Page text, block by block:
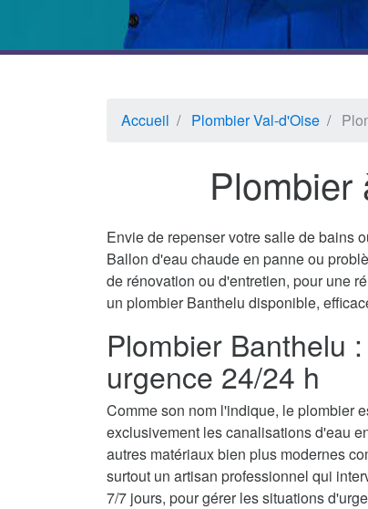
Accueil Plombier Val-d'Oise
Plombier
Envie de repenser votre salle de bains
Ballon d'eau chaude en panne ou
de rénovation ou d'entretien, pour une
un plombier Banthelu disponible,
Plombier Banthelu
urgence 24/24 h
Comme son nom l'indique, le plombier
exclusivement les canalisations d'eau
autres matériaux bien plus modernes
surtout un artisan professionnel qui
7/7 jours, pour gérer les situations